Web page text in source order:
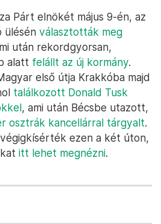
Párt elnökét május 9-én, az
ülésén választották meg
után rekordgyorsan,
alatt felállt az új kormány.
első útja Krakkóba majd
találkozott Donald Tusk
, ami után Bécsbe utazott,
osztrák kancellárral tárgyalt.
ezen a két úton,
itt lehet megnézni.